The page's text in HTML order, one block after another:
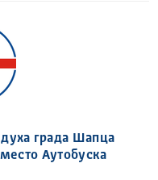
града Шапца
Аутобуска